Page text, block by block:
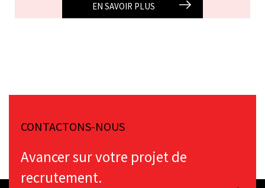
EN SAVOIR PLUS
CONTACTONS-NOUS
Avancer sur votre projet de
recrutement.